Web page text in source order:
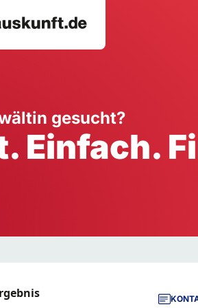
Handwerk
Dienstleistung
gesucht?
Einfach.